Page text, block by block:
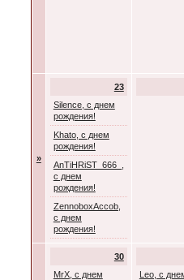
»
23
Silence, с днем
рождения!
Khato, с днем
рождения!
AnTiHRiST_666_,
с днем
рождения!
ZennoboxAccob,
с днем
рождения!
30
MrX, с днем
Leo, с